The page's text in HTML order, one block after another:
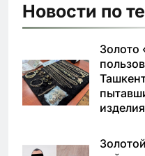
Новости по
Золото